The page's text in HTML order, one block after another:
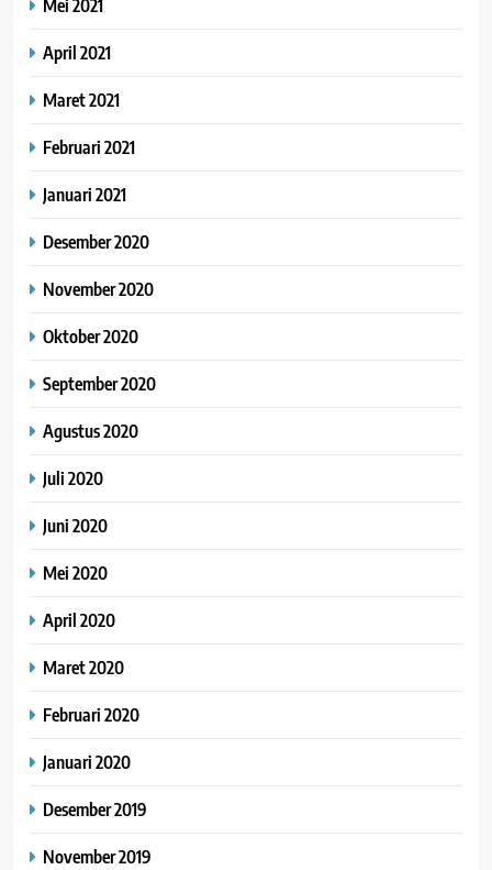
Mei 2021
April 2021
Maret 2021
Februari 2021
Januari 2021
Desember 2020
November 2020
Oktober 2020
September 2020
Agustus 2020
Juli 2020
Juni 2020
Mei 2020
April 2020
Maret 2020
Februari 2020
Januari 2020
Desember 2019
November 2019